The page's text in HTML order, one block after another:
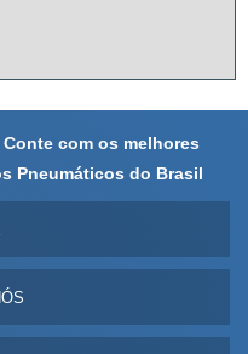
com os melhores
Pneumáticos do Brasil